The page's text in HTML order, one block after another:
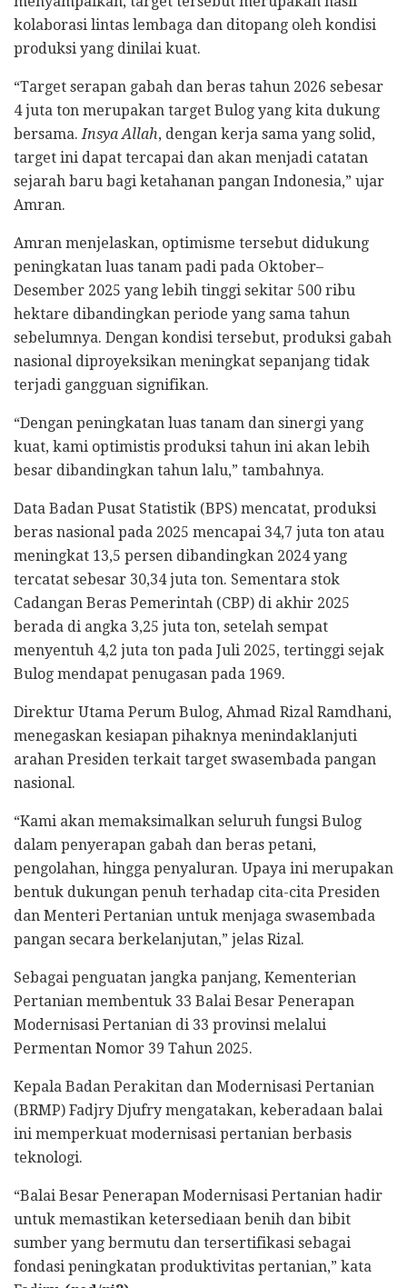
kolaborasi lintas lembaga dan ditopang oleh kondisi
produksi yang dinilai kuat.
“Target serapan gabah dan beras tahun 2026 sebesar
4 juta ton merupakan target Bulog yang kita dukung
bersama.Insya Allah, dengan kerja sama yang solid,
target ini dapat tercapai dan akan menjadi catatan
sejarah baru bagi ketahanan pangan Indonesia,” ujar
Amran.
Amran menjelaskan, optimisme tersebut didukung
peningkatan luas tanam padi pada Oktober–
Desember 2025 yang lebih tinggi sekitar 500 ribu
hektare dibandingkan periode yang sama tahun
sebelumnya. Dengan kondisi tersebut, produksi gabah
nasional diproyeksikan meningkat sepanjang tidak
terjadi gangguan signifikan.
“Dengan peningkatan luas tanam dan sinergi yang
kuat, kami optimistis produksi tahun ini akan lebih
besar dibandingkan tahun lalu,” tambahnya.
Data Badan Pusat Statistik (BPS) mencatat, produksi
beras nasional pada 2025 mencapai 34,7 juta ton atau
meningkat 13,5 persen dibandingkan 2024 yang
tercatat sebesar 30,34 juta ton. Sementara stok
Cadangan Beras Pemerintah (CBP) di akhir 2025
berada di angka 3,25 juta ton, setelah sempat
menyentuh 4,2 juta ton pada Juli 2025, tertinggi sejak
Bulog mendapat penugasan pada 1969.
Direktur Utama Perum Bulog, Ahmad Rizal Ramdhani,
menegaskan kesiapan pihaknya menindaklanjuti
arahan Presiden terkait target swasembada pangan
nasional.
“Kami akan memaksimalkan seluruh fungsi Bulog
dalam penyerapan gabah dan beras petani,
pengolahan, hingga penyaluran. Upaya ini merupakan
bentuk dukungan penuh terhadap cita-cita Presiden
dan Menteri Pertanian untuk menjaga swasembada
pangan secara berkelanjutan,” jelas Rizal.
Sebagai penguatan jangka panjang, Kementerian
Pertanian membentuk 33 Balai Besar Penerapan
Modernisasi Pertanian di 33 provinsi melalui
Permentan Nomor 39 Tahun 2025.
Kepala Badan Perakitan dan Modernisasi Pertanian
(BRMP) Fadjry Djufry mengatakan, keberadaan balai
ini memperkuat modernisasi pertanian berbasis
teknologi.
“Balai Besar Penerapan Modernisasi Pertanian hadir
untuk memastikan ketersediaan benih dan bibit
sumber yang bermutu dan tersertifikasi sebagai
fondasi peningkatan produktivitas pertanian,” kata